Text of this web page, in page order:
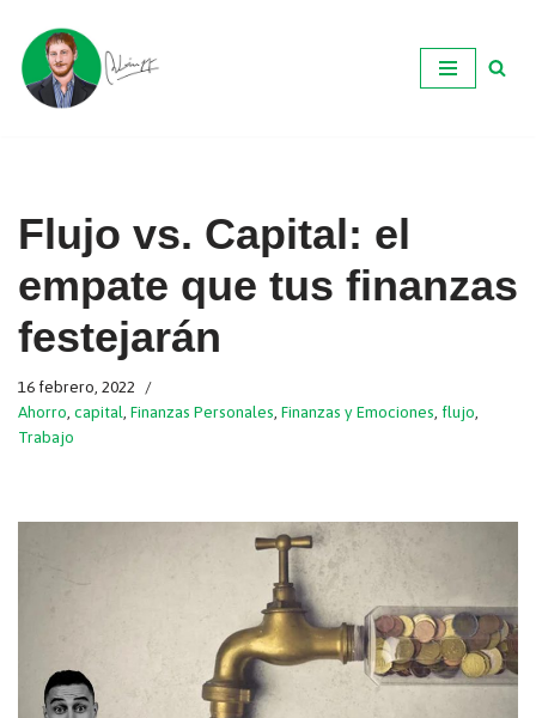
Ir
al
Flujo vs. Capital: el
empate que tus finanzas
festejarán
16 febrero, 2022
Ahorro capital Finanzas Personales Finanzas y Emociones flujo
Trabajo